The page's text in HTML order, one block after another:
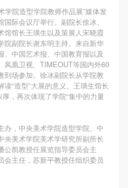
学院造型学院教师作品展”媒体发
际会议厅举行。副院长徐冰、
馆馆长王璜生以及策展人宋晓霞
院副院长谢东明主持。来自新华
、中国艺术报、中国教育报以及
凤凰卫视、TIMEOUT等国内外60
到场参加。徐冰副院长从学院教
“造型”大展的意义。王璜生馆长
，再次体现了学院“集中的力量
办，中央美术学院造型学院、中
央美术学院美术学研究所副所长
公凯教授任展览指导委员会主
会主任，苏新平教授任组织委员
，参加者应有必要的风险意
中华人民共和国的相关法
和社会公德规范，并应该具
互相帮助和助人为乐的良好
未成年人必须在成年人的陪
间的人身安全责任自负。鼓
，参加者应有必要的风险意
中华人民共和国的相关法
和社会公德规范，并应该具
互相帮助和助人为乐的良好
未成年人必须在成年人的陪
间的人身安全责任自负。鼓
，参加者应有必要的风险意
中华人民共和国的相关法
和社会公德规范，并应该具
互相帮助和助人为乐的良好
未成年人必须在成年人的陪
间的人身安全责任自负。鼓